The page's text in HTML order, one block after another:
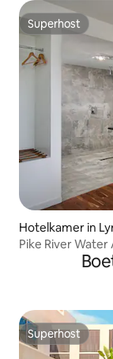
Superhost
Superhost
Hotelkamer in
Pike River
Superhost
Superhost